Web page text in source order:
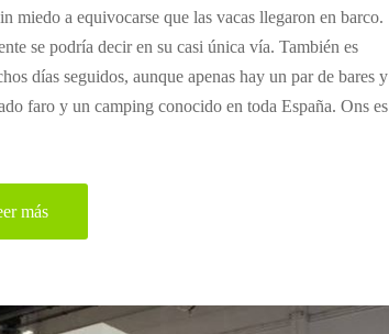
miedo a equivocarse que las vacas llegaron en barco.
se podría decir en su casi única vía. También es
días seguidos, aunque apenas hay un par de bares y
faro y un camping conocido en toda España. Ons es
más